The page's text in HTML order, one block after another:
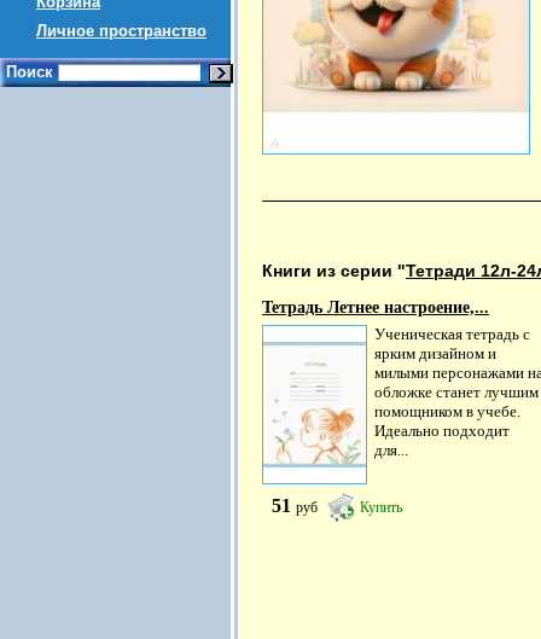
Личное пространство
Поиск
Книги из серии "Тетради 12л-
Тетрадь Летнее настроение,...
Ученическая тетрадь с
ярким дизайном и
милыми персонажами
обложке станет лучшим
помощником в учебе.
Идеально подходит
для...
51 руб Купить